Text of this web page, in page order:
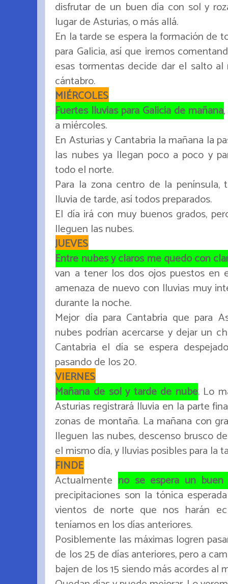
disfrutar de un buen día con sol y
lugar de Asturias, o más allá.
En la tarde se espera la formación de
para Galicia, así que iremos
esas tormentas decide dar el salto
cántabro.
MIÉRCOLES
Fuertes lluvias para Galicia de mañana
a miércoles.
En Asturias y Cantabria la mañana la
las nubes ya llegan poco a poco y
todo el norte.
Para la zona centro de la
lluvia de tarde, así todos preparados.
El día irá con muy buenos grados,
lleguen las nubes.
JUEVES
Entre nubes y claros me quedo con
van a tener los dos ojos puestos en
amenaza de nuevo con lluvias muy
durante la noche.
Mejor día para Cantabria que para
nubes podrían acercarse y dejar un
Cantabria el día se espera
pasando de los 20.
VIERNES
Mañana de sol y tarde de nube. Lo
Asturias registrará lluvia en la parte
zonas de montaña. La mañana con
lleguen las nubes, descenso brusco
el mismo día, y lluvias posibles para la
FINDE
Actualmente no se espera un
precipitaciones son la tónica
vientos de norte que nos harán
teníamos en los días anteriores.
Posiblemente las máximas logren
de los 25 de días anteriores, pero a
bajen de los 15 siendo más acordes al